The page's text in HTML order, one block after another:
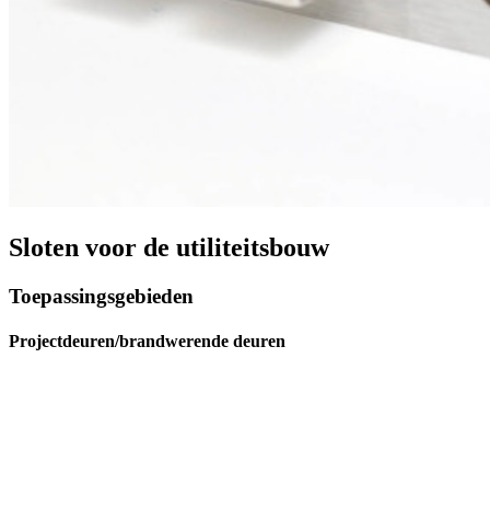
Sloten voor de utiliteitsbouw
Toepassingsgebieden
Projectdeuren/brandwerende deuren